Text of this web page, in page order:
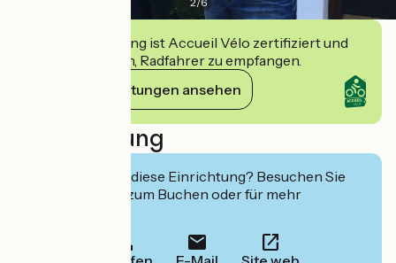
Diese Einrichtung ist Accueil Vélo zertifiziert und
verpflichtet sich, Radfahrer zu empfangen.
Ihre Verpflichtungen ansehen
Beschreibung
Interessiert Sie diese Einrichtung? Besuchen Sie
deren Website zum Buchen oder für mehr